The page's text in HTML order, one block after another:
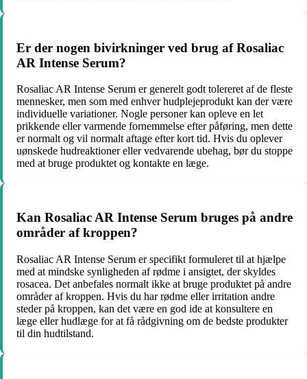
Er der nogen bivirkninger ved brug af Rosaliac
AR Intense Serum?
Rosaliac AR Intense Serum er generelt godt tolereret af de fleste
mennesker, men som med enhver hudplejeprodukt kan der være
individuelle variationer. Nogle personer kan opleve en let
prikkende eller varmende fornemmelse efter påføring, men dette
er normalt og vil normalt aftage efter kort tid. Hvis du oplever
uønskede hudreaktioner eller vedvarende ubehag, bør du stoppe
med at bruge produktet og kontakte en læge.
Kan Rosaliac AR Intense Serum bruges på andre
områder af kroppen?
Rosaliac AR Intense Serum er specifikt formuleret til at hjælpe
med at mindske synligheden af rødme i ansigtet, der skyldes
rosacea. Det anbefales normalt ikke at bruge produktet på andre
områder af kroppen. Hvis du har rødme eller irritation andre
steder på kroppen, kan det være en god ide at konsultere en
læge eller hudlæge for at få rådgivning om de bedste produkter
til din hudtilstand.